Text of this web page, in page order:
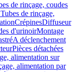
de rinçage, coudes
de rinçage,
CrépinesDiffuseur
d'urinoirMontage
A déclenchement
Pièces détachées
alimentation sur
alimentation par